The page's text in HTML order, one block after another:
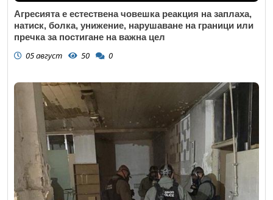
Агресията е естествена човешка реакция на заплаха,
натиск, болка, унижение, нарушаване на граници или
пречка за постигане на важна цел
05 август 50 0